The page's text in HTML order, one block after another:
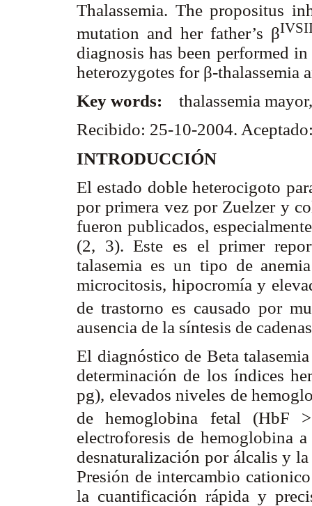
Thalassemia. The propositus
mutation and her father’s β
diagnosis has been performed
heterozygotes for β-thalassemia
Key words:
thalassemia
Recibido: 25-10-2004.
INTRODUCCIÓN
El estado doble heterocigoto
por primera vez por Zuelzer y
fueron publicados,
(2, 3). Este es el primer
talasemia es un tipo de
microcitosis, hipocromía y
de trastorno es causado por
ausencia de la síntesis de
El diagnóstico de Beta
determinación de los índices
pg), elevados niveles de
de hemoglobina fetal (HbF
electroforesis de hemoglobina
desnaturalización por álcalis y
Presión de intercambio
la cuantificación rápida y